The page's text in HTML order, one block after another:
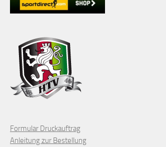
Formular Druckauftrag
Anleitung zur Bestellung